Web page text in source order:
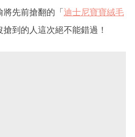
將先前搶翻的「迪士尼寶寶絨毛
搶到的人這次絕不能錯過！